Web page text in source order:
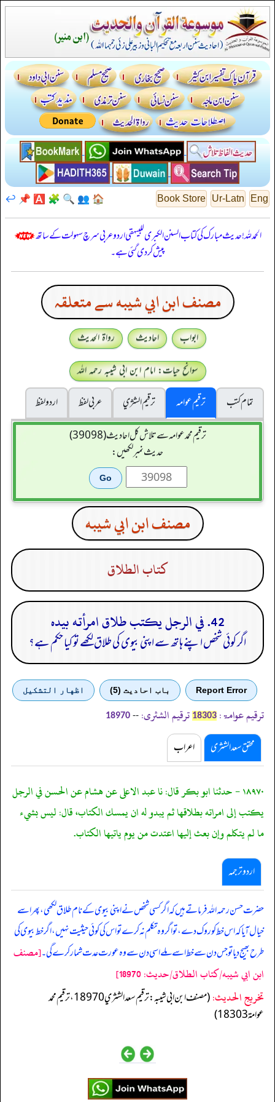
Eng
Ur-Latn
Book Store
🏠
👥
🔍
🧩
🅰️
📌
↩️
الحمدللہ! حدیث مبارک کی کتاب السنن الكبرى للبيهقي اردو عربی سرچ سہولت کے ساتھ
پیش کر دی گئی ہے۔
مصنف ابن ابي شيبه سے متعلقہ
ابواب احادیث
رواۃ الحدیث
سوانح حیات: امام ابن ابی شیبہ رحمہ اللہ
تمام کتب
ترقیم عوامہ ترقيم الشژي عربی لفظ
اردو لفظ
ترقیم محمدعوامہ سے تلاش کل احادیث (39098)
حدیث نمبر لکھیں:
مصنف ابن ابي شيبه
كتاب الطلاق
42. في الرجل يكتب طلاق امرأته بيده
اگر کوئی شخص اپنے ہاتھ سے اپنی بیوی کی طلاق لکھے تو کیا حکم ہے؟
Report Error باب احادیث (5) اظهار التشكيل
ترقیم عوامۃ: 18303 ترقیم الشثری: --
18970
محقق سعد الشثری اعراب
١٨٩٧٠ - حدثنا ابو بكر قال: نا عبد الاعلى عن هشام عن الحسن في الرجل
يكتب إلى امراته بطلاقها ثم يبدو له ان يمسك الكتاب، قال: ليس بشيء
ما لم يتكلم وإن بعث إليها اعتدت من يوم ياتيها الكتاب.
اردو ترجمہ
حضرت حسن رحمہ اللہ فرماتے ہیں کہ اگر کسی شخص نے اپنی بیوی کے نام طلاق لکھی، پھر اسے
خیال آیا کہ اس خط کو روک دے، تو اگر وہ تکلم نہ کرے تو اس کی کوئی حیثیت نہیں، اگر خط بیوی کی
طرح بھیج دیا تو جس دن سے خط اسے ملے اسی دن سے وہ عورت عدت شمار کرے گی۔[مصنف
ابن ابي شيبه/كتاب الطلاق/حدیث: 18970]
تخریج الحدیث:
(مصنف ابن ابي شيبه: ترقيم سعد الشثري 18970، ترقيم محمد
عوامة 18303)